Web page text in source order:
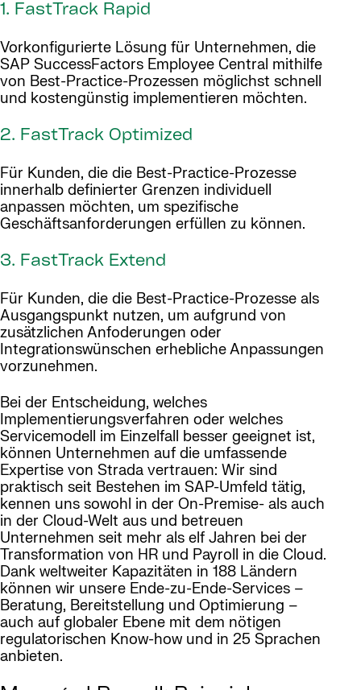
1. FastTrack Rapid
Vorkonfigurierte Lösung für Unternehmen, die
SAP SuccessFactors Employee Central mithilfe
von Best-Practice-Prozessen möglichst schnell
und kostengünstig implementieren möchten.
2. FastTrack Optimized
Für Kunden, die die Best-Practice-Prozesse
innerhalb definierter Grenzen individuell
anpassen möchten, um spezifische
Geschäftsanforderungen erfüllen zu können.
3. FastTrack Extend
Für Kunden, die die Best-Practice-Prozesse als
Ausgangspunkt nutzen, um aufgrund von
zusätzlichen Anfoderungen oder
Integrationswünschen erhebliche Anpassungen
vorzunehmen.
Bei der Entscheidung, welches
Implementierungsverfahren oder welches
Servicemodell im Einzelfall besser geeignet ist,
können Unternehmen auf die umfassende
Expertise von Strada vertrauen: Wir sind
praktisch seit Bestehen im SAP-Umfeld tätig,
kennen uns sowohl in der On-Premise- als auch
in der Cloud-Welt aus und betreuen
Unternehmen seit mehr als elf Jahren bei der
Transformation von HR und Payroll in die Cloud.
Dank weltweiter Kapazitäten in 188 Ländern
können wir unsere Ende-zu-Ende-Services –
Beratung, Bereitstellung und Optimierung –
auch auf globaler Ebene mit dem nötigen
regulatorischen Know-how und in 25 Sprachen
anbieten.